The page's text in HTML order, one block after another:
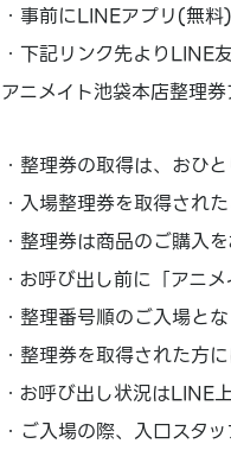
・事前にLINEアプリ(無料
・下記リンク先よりLINE
アニメイト池袋本店整理
・整理券の取得は、おひ
・入場整理券を取得され
・整理券は商品のご購入
・お呼び出し前に「アニ
・整理番号順のご入場と
・整理券を取得された方
・お呼び出し状況はLINE
・ご入場の際、入口スタ